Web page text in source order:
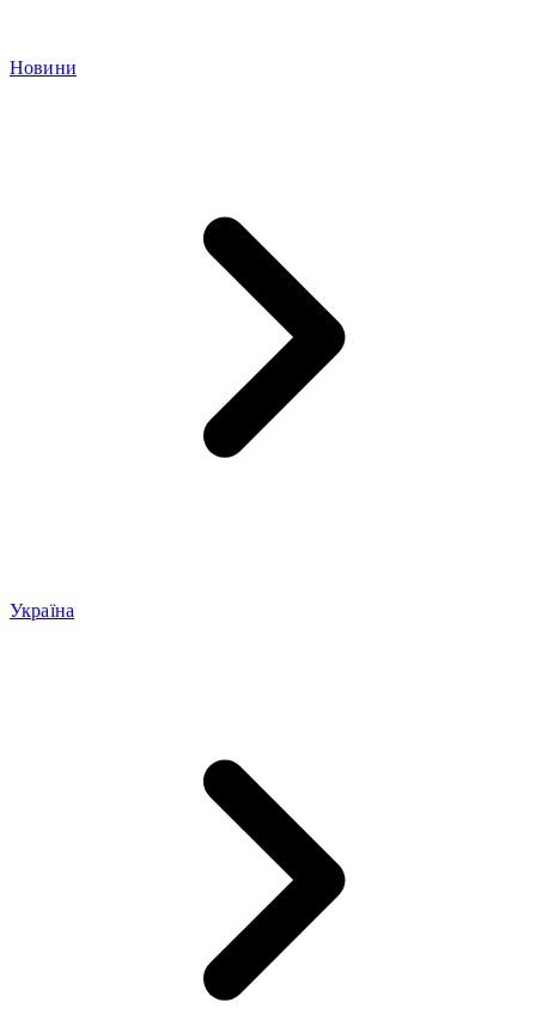
Новини
Україна